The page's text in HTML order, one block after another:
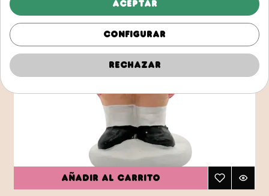
Añadir al carrito
Aceptar
Configurar
Rechazar